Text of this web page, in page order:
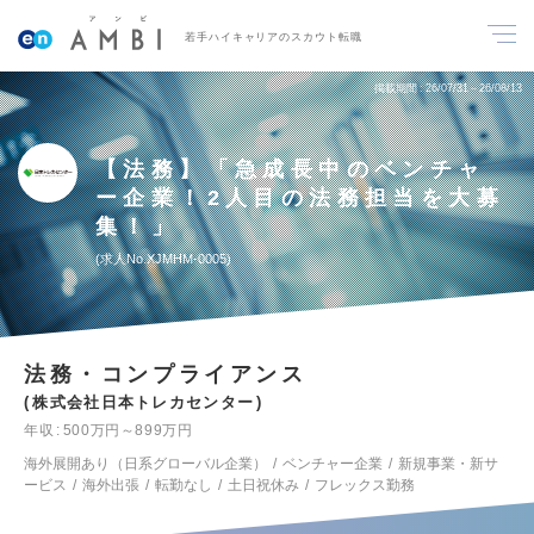
若手ハイキャリアのスカウト転職
掲載期間 26/07/31～26/08/13
【法務】「急成長中のベンチャ
ー企業！2人目の法務担当を大募
集！」
求人No.XJMHM-0005
法務・コンプライアンス
株式会社日本トレカセンター
年収
500万円～899万円
海外展開あり（日系グローバル企業）
ベンチャー企業
新規事業・新サ
ービス
海外出張 転勤なし 土日祝休み フレックス勤務